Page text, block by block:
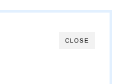
CLOSE